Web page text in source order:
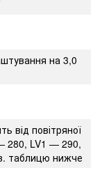
на 3,0
від повітряної
280, LV1 — 290,
таблицю нижче